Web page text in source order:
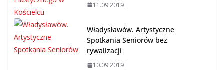
11.09.2019
Władysławów. Artystyczne
Spotkania Seniorów bez
rywalizacji
10.09.2019